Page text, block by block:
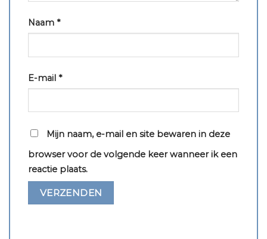
Naam *
E-mail *
Mijn naam, e-mail en site bewaren in deze
browser voor de volgende keer wanneer ik een
reactie plaats.